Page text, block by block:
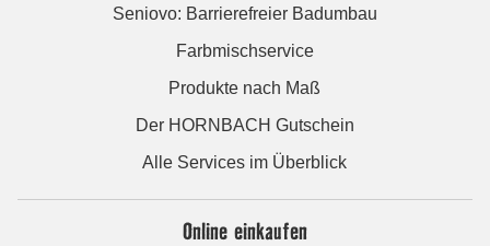
Seniovo: Barrierefreier Badumbau
Farbmischservice
Produkte nach Maß
Der HORNBACH Gutschein
Alle Services im Überblick
Online einkaufen